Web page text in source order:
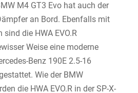
M4 GT3 Evo hat auch der
an Bord. Ebenfalls mit
die HWA EVO.R
Weise eine moderne
Benz 190E 2.5-16
Wie der BMW
die HWA EVO.R in der SP-X-